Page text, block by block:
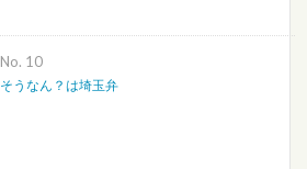
No.
そうなん？は埼玉弁